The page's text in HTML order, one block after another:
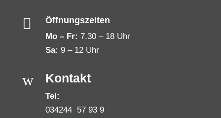
 Öffnungszeiten
Mo – Fr: 7.30 – 18 Uhr
Sa: 9 – 12 Uhr
w Kontakt
Tel:
034244 57 93 9